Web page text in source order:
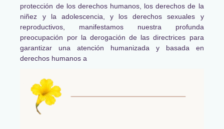
protección de los derechos humanos, los derechos de la
niñez y la adolescencia, y los derechos sexuales y
reproductivos, manifestamos nuestra profunda
preocupación por la derogación de las directrices para
garantizar una atención humanizada y basada en
derechos humanos a